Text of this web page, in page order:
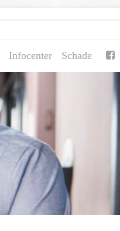
Infocenter Schade